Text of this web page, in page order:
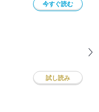
今すぐ読む
試し読み